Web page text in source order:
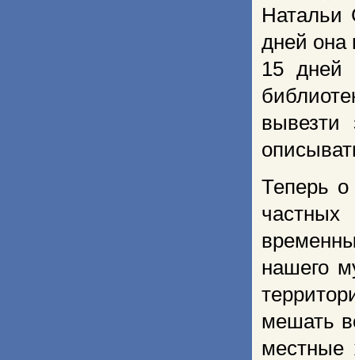
Натальи
дней она
15 дней
Теперь
нашего
мешать
местные